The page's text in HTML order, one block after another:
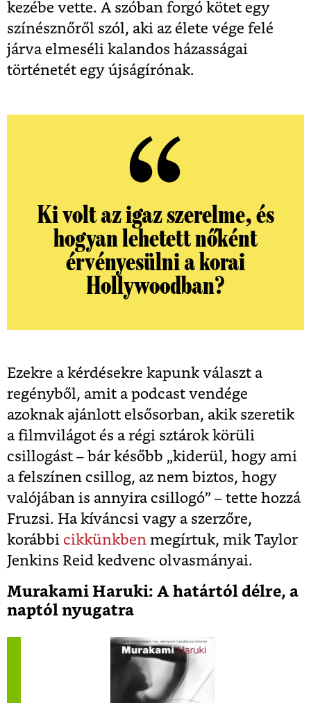
kezébe vette. A szóban forgó kötet egy
színésznőről szól, aki az élete vége felé
járva elmeséli kalandos házasságai
történetét egy újságírónak.
Ki volt az igaz szerelme, és
hogyan lehetett nőként
érvényesülni a korai
Hollywoodban?
Ezekre a kérdésekre kapunk választ a
regényből, amit a podcast vendége
azoknak ajánlott elsősorban, akik szeretik
a filmvilágot és a régi sztárok körüli
csillogást – bár később „kiderül, hogy ami
a felszínen csillog, az nem biztos, hogy
valójában is annyira csillogó” – tette hozzá
Fruzsi. Ha kíváncsi vagy a szerzőre,
korábbi cikkünkben megírtuk, mik Taylor
Jenkins Reid kedvenc olvasmányai.
Murakami Haruki: A határtól délre, a
naptól nyugatra